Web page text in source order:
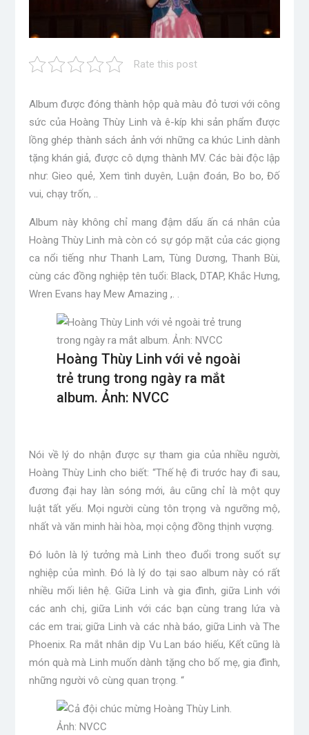
Rate this post
Album được đóng thành hộp quà màu đỏ tươi với công
sức của Hoàng Thùy Linh và ê-kíp khi sản phẩm được
lồng ghép thành sách ảnh với những ca khúc Linh dành
tặng khán giả, được cô dựng thành MV. Các bài độc lập
như: Gieo quẻ, Xem tình duyên, Luận đoán, Bo bo, Đố
vui, chạy trốn, ..
Album này không chỉ mang đậm dấu ấn cá nhân của
Hoàng Thùy Linh mà còn có sự góp mặt của các giọng
ca nổi tiếng như Thanh Lam, Tùng Dương, Thanh Bùi,
cùng các đồng nghiệp tên tuổi: Black, DTAP, Khắc Hưng,
Wren Evans hay Mew Amazing ,. .
Hoàng Thùy Linh với vẻ ngoài
trẻ trung trong ngày ra mắt
album. Ảnh: NVCC
Nói về lý do nhận được sự tham gia của nhiều người,
Hoàng Thùy Linh cho biết: “Thế hệ đi trước hay đi sau,
đương đại hay làn sóng mới, âu cũng chỉ là một quy
luật tất yếu. Mọi người cùng tôn trọng và ngưỡng mộ,
nhất và văn minh hài hòa, mọi cộng đồng thịnh vượng.
Đó luôn là lý tưởng mà Linh theo đuổi trong suốt sự
nghiệp của mình. Đó là lý do tại sao album này có rất
nhiều mối liên hệ. Giữa Linh và gia đình, giữa Linh với
các anh chị, giữa Linh với các bạn cùng trang lứa và
các em trai; giữa Linh và các nhà báo, giữa Linh và The
Phoenix. Ra mắt nhân dịp Vu Lan báo hiếu, Kết cũng là
món quà mà Linh muốn dành tặng cho bố mẹ, gia đình,
những người vô cùng quan trọng. “